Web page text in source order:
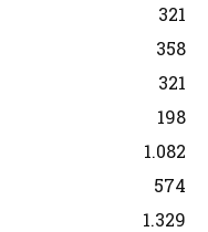
321
358
321
198
1.082
574
1.329